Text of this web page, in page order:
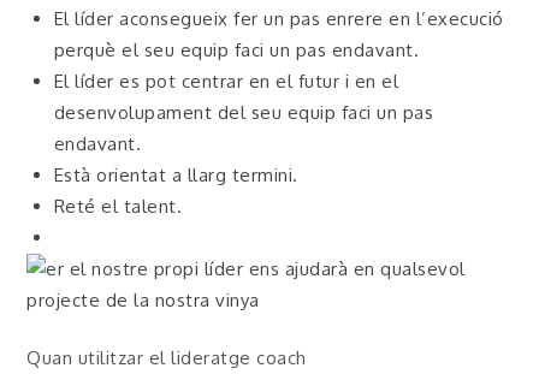
El líder aconsegueix fer un pas enrere en l’execució
perquè el seu equip faci un pas endavant.
El líder es pot centrar en el futur i en el
desenvolupament del seu equip faci un pas
endavant.
Està orientat a llarg termini.
Reté el talent.
Quan utilitzar el lideratge coach